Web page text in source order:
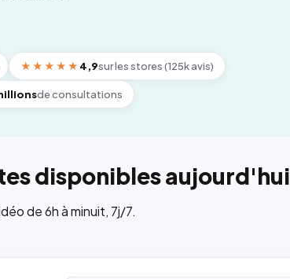
★★★★★ 4,9sur les stores (125k avis)
de consultations
disponibles aujourd'hui
de 6h à minuit, 7j/7.